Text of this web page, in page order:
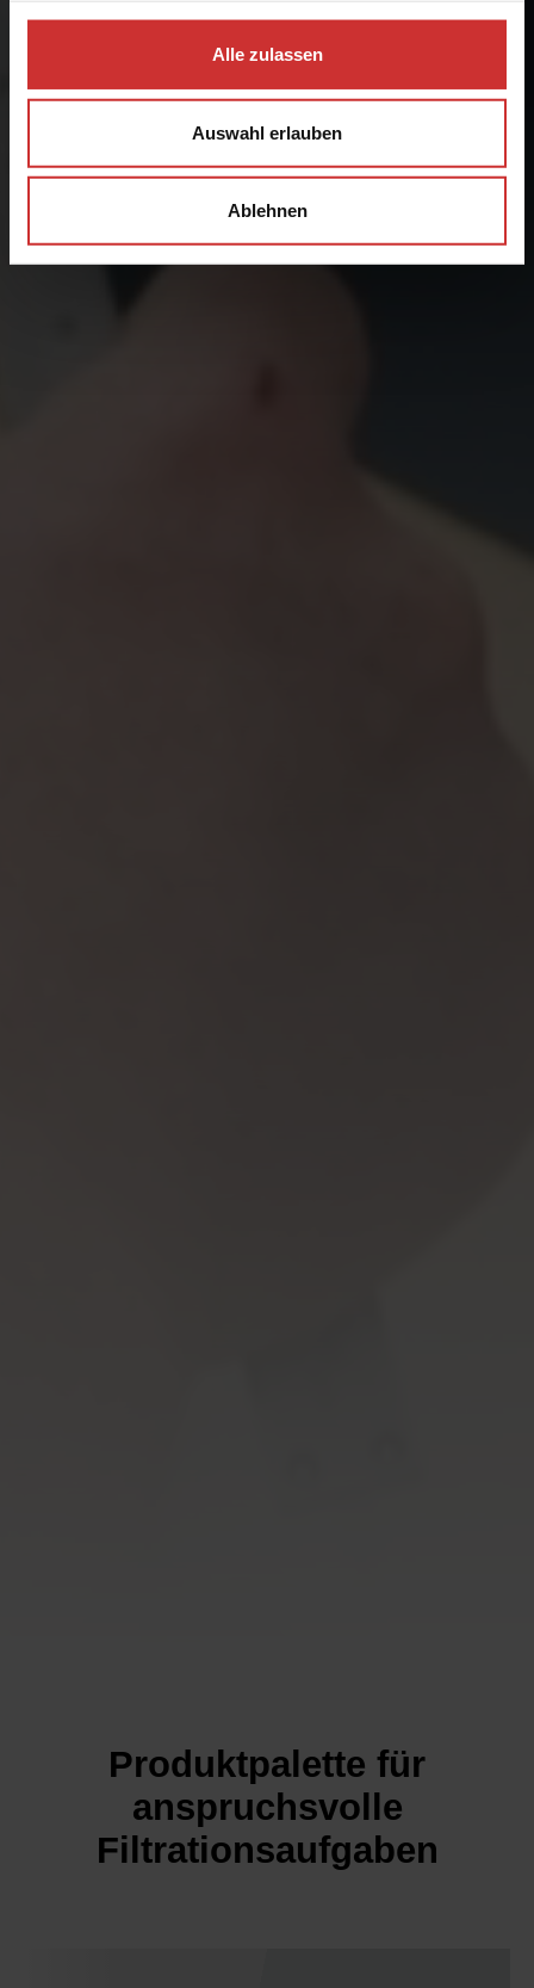
Alle zulassen
Auswahl erlauben
Ablehnen
Produktpalette für
anspruchsvolle
Filtrationsaufgaben